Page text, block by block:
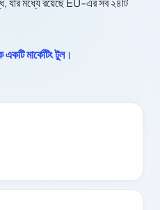
মার্কেটিং টুল।